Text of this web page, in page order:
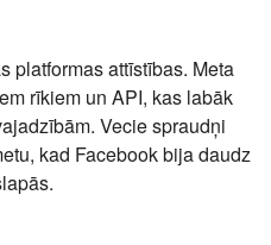
platformas attīstības. Meta
rīkiem un API, kas labāk
Vecie spraudņi
kad Facebook bija daudz